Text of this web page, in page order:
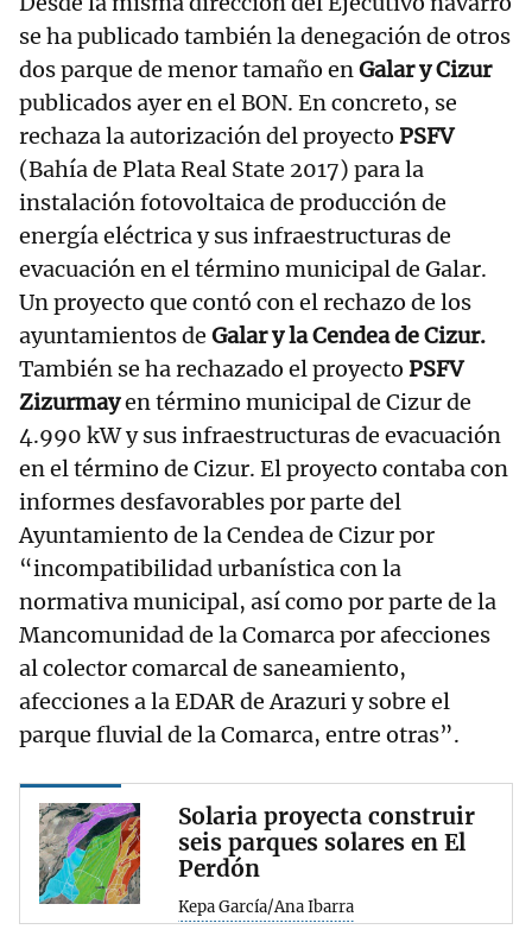
se ha publicado también la denegación de otros
dos parque de menor tamaño enGalar y Cizur
publicados ayer en el BON. En concreto, se
rechaza la autorización del proyecto PSFV
(Bahía de Plata Real State 2017) para la
instalación fotovoltaica de producción de
energía eléctrica y sus infraestructuras de
evacuación en el término municipal de Galar.
Un proyecto que contó con el rechazo de los
ayuntamientos de Galar y la Cendea de Cizur.
También se ha rechazado el proyecto PSFV
Zizurmayen término municipal de Cizur de
4.990 kW y sus infraestructuras de evacuación
en el término de Cizur. El proyecto contaba con
informes desfavorables por parte del
Ayuntamiento de la Cendea de Cizur por
“incompatibilidad urbanística con la
normativa municipal, así como por parte de la
Mancomunidad de la Comarca por afecciones
al colector comarcal de saneamiento,
afecciones a la EDAR de Arazuri y sobre el
parque fluvial de la Comarca, entre otras”.
Solaria proyecta construir
seis parques solares en El
Perdón
Kepa García/Ana Ibarra